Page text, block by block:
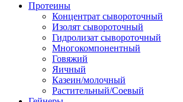
Протеины
Концентрат сывороточный
Изолят сывороточный
Гидролизат сывороточный
Многокомпонентный
Говяжий
Яичный
Казеин/молочный
Растительный/Соевый